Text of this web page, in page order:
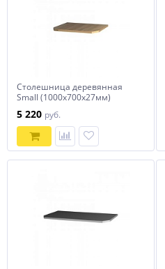
Столешница деревянная
Small (1000х700х27мм)
5 220 руб.